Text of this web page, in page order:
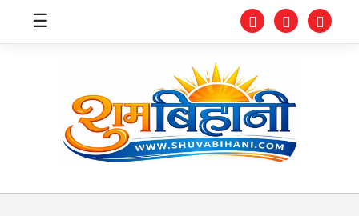
स्वास्थ्य
☰